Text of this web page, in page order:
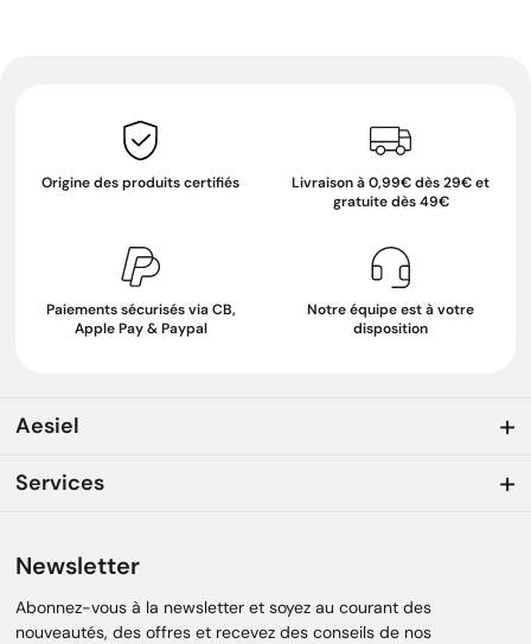
Origine des produits certifiés
Livraison à 0,99€ dès 29€ et
gratuite dès 49€
Paiements sécurisés via CB,
Apple Pay & Paypal
Notre équipe est à votre
disposition
Aesiel
Services
Newsletter
Abonnez-vous à la newsletter et soyez au courant des
nouveautés, des offres et recevez des conseils de nos